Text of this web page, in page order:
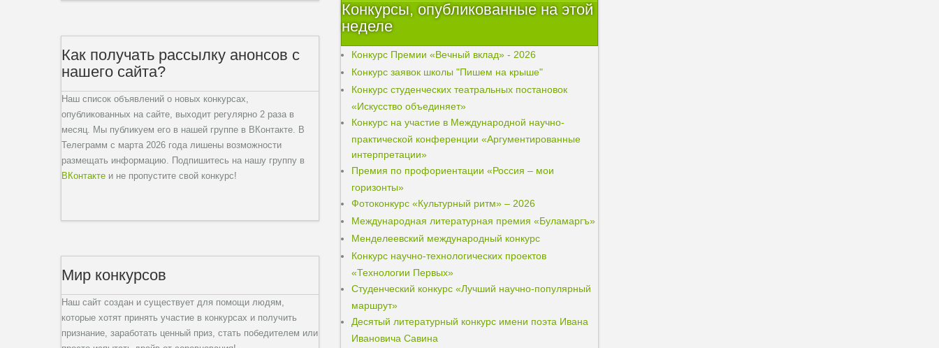
Как получать рассылку анонсов с
нашего сайта?
Наш список объявлений о новых конкурсах,
опубликованных на сайте, выходит регулярно 2 раза в
месяц. Мы публикуем его в нашей группе в ВКонтакте. В
Телеграмм с марта 2026 года лишены возможности
размещать информацию. Подпишитесь на нашу группу в
ВКонтакте и не пропустите свой конкурс!
Мир конкурсов
Наш сайт создан и существует для помощи людям,
которые хотят принять участие в конкурсах и получить
признание, заработать ценный приз, стать победителем или
Конкурсы, опубликованные на этой
неделе
Конкурс Премии «Вечный вклад» - 2026
Конкурс заявок школы "Пишем на крыше"
Конкурс студенческих театральных постановок
«Искусство объединяет»
Конкурс на участие в Международной научно-
практической конференции «Аргументированные
интерпретации»
Премия по профориентации «Россия – мои
горизонты»
Фотоконкурс «Культурный ритм» – 2026
Международная литературная премия «Буламаргъ»
Менделеевский международный конкурс
Конкурс научно-технологических проектов
«Технологии Первых»
Студенческий конкурс «Лучший научно-популярный
маршрут»
Десятый литературный конкурс имени поэта Ивана
Ивановича Савина